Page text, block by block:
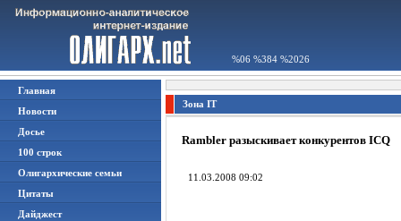
%06 %384 %2026
Главная
Новости
Досье
100 строк
Олигархические семьи
Цитаты
Дайджест
Зона IT
Rambler разыскивает конкурентов ICQ
11.03.2008 09:02